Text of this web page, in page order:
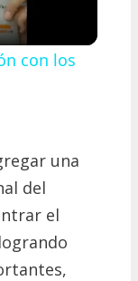
con los
una
del
el